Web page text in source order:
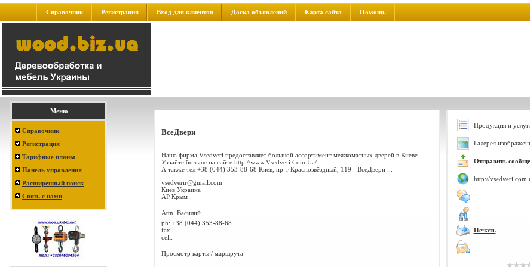
Справочник Регистрация Вход для клиентов Доска объявлений Карта сайта Помощь
Меню
Справочник
Регистрация
Тарифные планы
Панель управления
Расширенный поиск
Связь с нами
ВсеДвери
Наша фирма Vsedveri предоставляет большой ассортимент межкоматных дверей в Киеве.
Узнайте больше на сайте http://www.Vsedveri.Com.Ua/.
А также тел +38 (044) 353-88-68 Киев, пр-т Краснозвёздный, 119 - ВсеДвери ...
vsedverir@gmail.com
Киев Украина
АР Крым
Attn: Василий
ph: +38 (044) 353-88-68
fax:
cell:
Просмотр карты / маршрута
Продукция и
Галерея
Отправить
http://
Печать